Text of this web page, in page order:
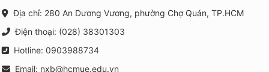
Địa chỉ: 280 An Dương Vương, phường Chợ Quán, TP.HCM
Điện thoại: (028) 38301303
Hotline: 0903988734
Email: nxb@hcmue.edu.vn